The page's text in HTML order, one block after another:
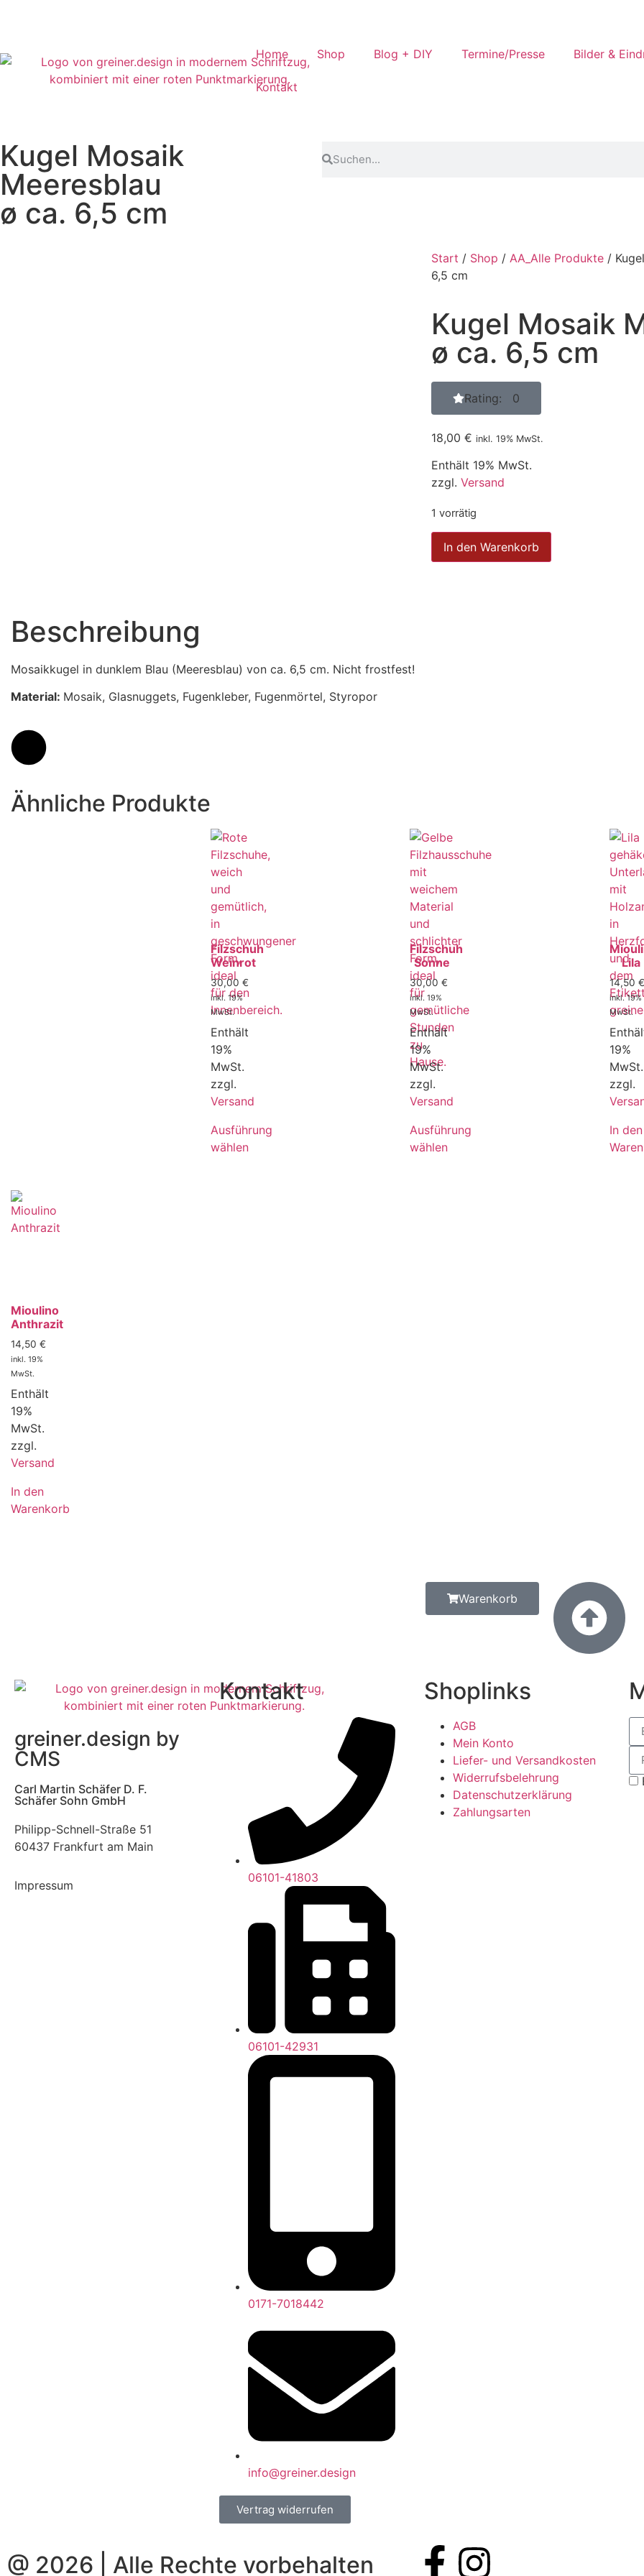
Home Shop Blog + DIY Termine/Presse Bilder &
Kontakt
Kugel Mosaik
Meeresblau
ø ca. 6,5 cm
Start / Shop / AA_Alle Produkte /
6,5 cm
Kugel Mosaik
ø ca. 6,5 cm
Rating: 0
18,00 € inkl. 19% MwSt.
Enthält 19% MwSt.
zzgl. Versand
1 vorrätig
In den Warenkorb
Beschreibung
Mosaikkugel in dunklem Blau (Meeresblau) von ca. 6,5 cm. Nicht frostfest!
Material: Mosaik, Glasnuggets, Fugenkleber, Fugenmörtel, Styropor
Ähnliche Produkte
Filzschuh
Weinrot
30,00 €
inkl. 19%
MwSt.
Enthält
19%
MwSt.
zzgl.
Versand
Ausführung
wählen
Filzschuh
Sonne
30,00 €
inkl. 19%
MwSt.
Enthält
19%
MwSt.
zzgl.
Versand
Ausführung
wählen
Lila
14,50 €
inkl. 19%
MwSt.
19%
MwSt.
zzgl.
In den
Mioulino
Anthrazit
14,50 €
inkl. 19%
MwSt.
Enthält
19%
MwSt.
zzgl.
Versand
In den
Warenkorb
Warenkorb
greiner.design by
CMS
Carl Martin Schäfer D. F.
Schäfer Sohn GmbH
Philipp-Schnell-Straße 51
60437 Frankfurt am Main
Impressum
Kontakt
06101-41803
06101-42931
0171-7018442
info@greiner.design
Vertrag widerrufen
Shoplinks
AGB
Mein Konto
Liefer- und Versandkosten
Widerrufsbelehrung
Datenschutzerklärung
Zahlungsarten
@ 2026 | Alle Rechte vorbehalten